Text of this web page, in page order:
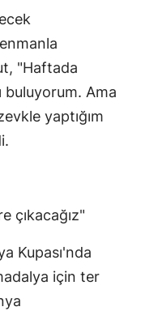
Malatya
Manisa
Kahramanmaraş
Mardin
Nevşehir
Niğde
Ordu
"Haftada
buluyorum. Ama
yaptığım
çıkacağız"
Kupası'nda
için ter